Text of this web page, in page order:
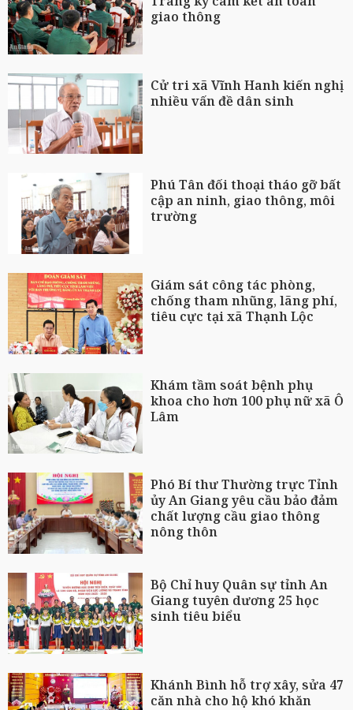
giao thông
Cử tri xã Vĩnh Hanh kiến nghị
nhiều vấn đề dân sinh
Phú Tân đối thoại tháo gỡ bất
cập an ninh, giao thông, môi
trường
Giám sát công tác phòng,
chống tham nhũng, lãng phí,
tiêu cực tại xã Thạnh Lộc
Khám tầm soát bệnh phụ
khoa cho hơn 100 phụ nữ xã Ô
Lâm
Phó Bí thư Thường trực Tỉnh
ủy An Giang yêu cầu bảo đảm
chất lượng cầu giao thông
nông thôn
Bộ Chỉ huy Quân sự tỉnh An
Giang tuyên dương 25 học
sinh tiêu biểu
Khánh Bình hỗ trợ xây, sửa 47
căn nhà cho hộ khó khăn